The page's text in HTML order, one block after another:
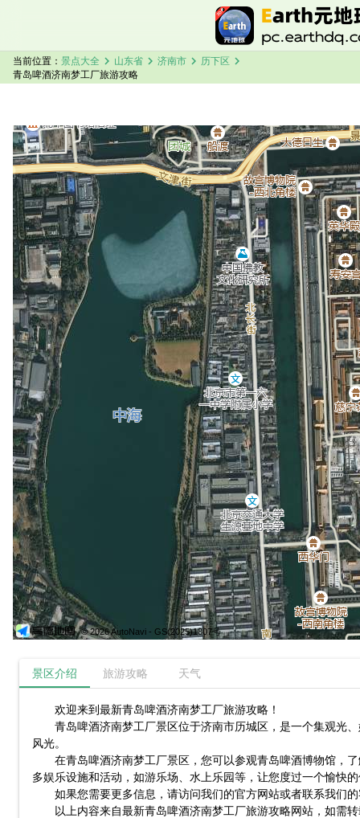
当前位置： 景点大全 chevron_right 山东省 chevron_right 济南市 chevron_right 历下区 chevron_right
青岛啤酒济南梦工厂旅游攻略
青岛啤酒济南梦工厂卫星地图加载中，请稍候...
© 2026 AutoNavi - GS(2025)1807号
景区介绍 旅游攻略 天气
欢迎来到最新青岛啤酒济南梦工厂旅游攻略！
青岛啤酒济南梦工厂景区位于济南市历城区，是一个集观光
风光。
在青岛啤酒济南梦工厂景区，您可以参观青岛啤酒博物馆，
多娱乐设施和活动，如游乐场、水上乐园等，让您度过一个愉快
如果您需要更多信息，请访问我们的官方网站或者联系我们
以上内容来自最新青岛啤酒济南梦工厂旅游攻略网站，如需